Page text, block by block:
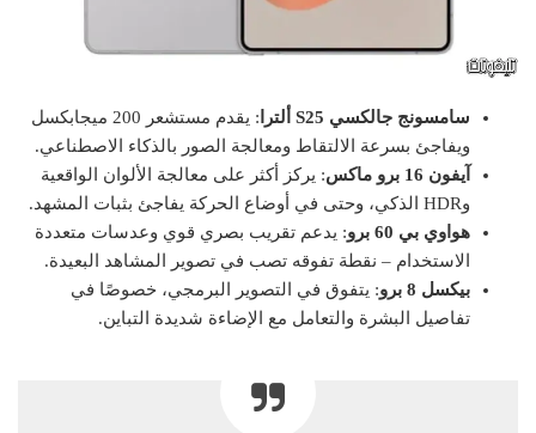
سامسونج جالكسي S25 ألترا
: يقدم مستشعر 200 ميجابكسل
ويفاجئ بسرعة الالتقاط ومعالجة الصور بالذكاء الاصطناعي.
آيفون 16 برو ماكس
: يركز أكثر على معالجة الألوان الواقعية
وHDR الذكي، وحتى في أوضاع الحركة يفاجئ بثبات المشهد.
هواوي بي 60 برو
: يدعم تقريب بصري قوي وعدسات متعددة
الاستخدام – نقطة تفوقه تصب في تصوير المشاهد البعيدة.
بيكسل 8 برو
: يتفوق في التصوير البرمجي، خصوصًا في
تفاصيل البشرة والتعامل مع الإضاءة شديدة التباين.